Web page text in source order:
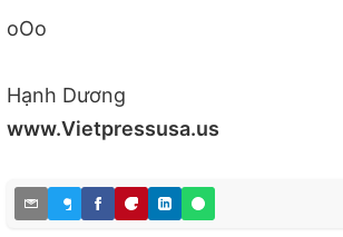
oOo
Hạnh Dương
www.Vietpressusa.us